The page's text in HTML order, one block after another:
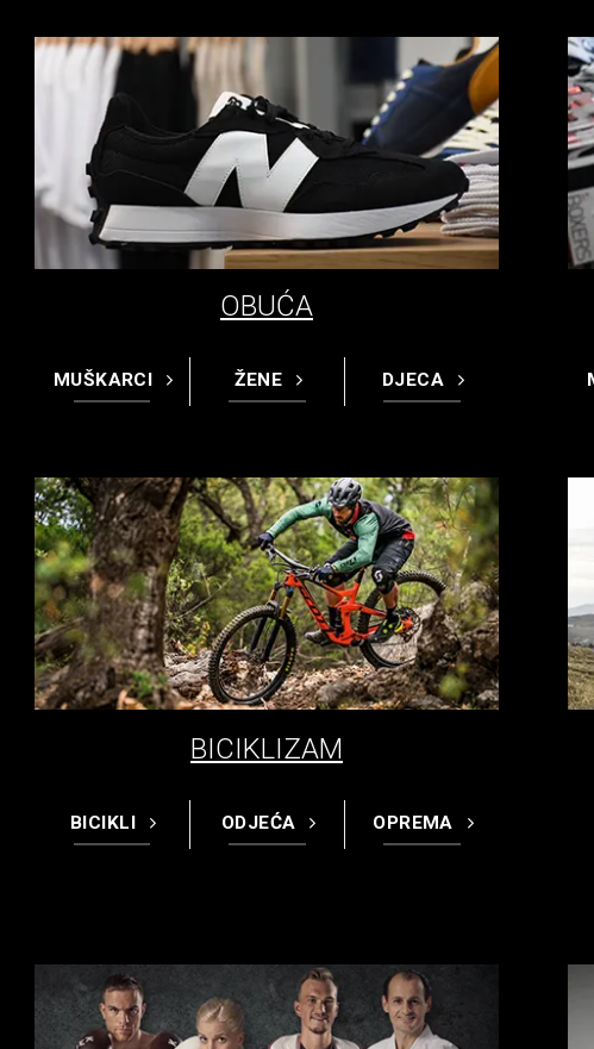
OBUĆA
MUŠKARCI ŽENE DJECA
BICIKLIZAM
BICIKLI ODJEĆA OPREMA